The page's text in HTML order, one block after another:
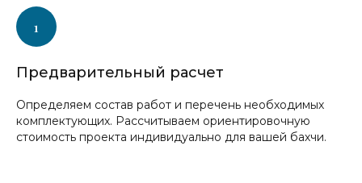
Предварительный расчет
Определяем состав работ и перечень необходимых
комплектующих. Рассчитываем ориентировочную
стоимость проекта индивидуально для вашей бахчи.